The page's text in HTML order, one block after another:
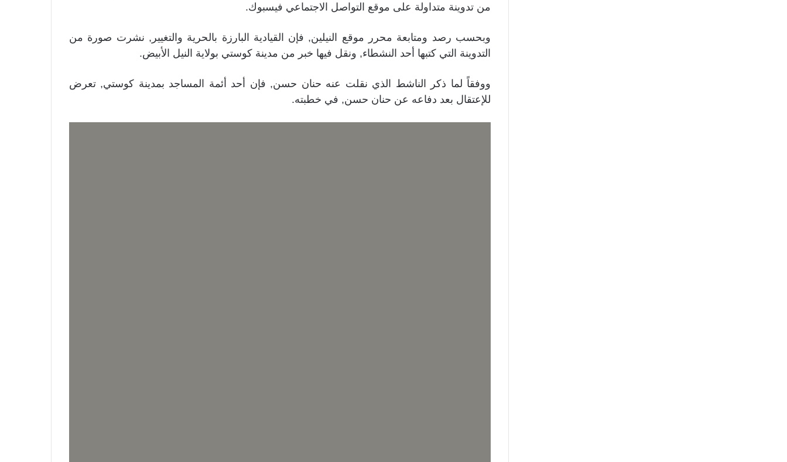
من تدوينة متداولة على موقع التواصل الاجتماعي فيسبوك.
وبحسب رصد ومتابعة محرر موقع النيلين, فإن القيادية البارزة بالحرية والتغيير, نشرت صورة من
التدوينة التي كتبها أحد النشطاء, ونقل فيها خبر من مدينة كوستي بولاية النيل الأبيض.
ووفقاً لما ذكر الناشط الذي نقلت عنه حنان حسن, فإن أحد أئمة المساجد بمدينة كوستي, تعرض
للإعتقال بعد دفاعه عن حنان حسن, في خطبته.